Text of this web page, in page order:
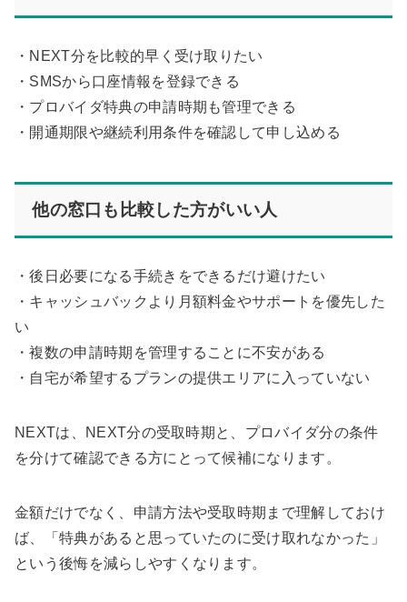
・NEXT分を比較的早く受け取りたい
・SMSから口座情報を登録できる
・プロバイダ特典の申請時期も管理できる
・開通期限や継続利用条件を確認して申し込める
他の窓口も比較した方がいい人
・後日必要になる手続きをできるだけ避けたい
・キャッシュバックより月額料金やサポートを優先した
い
・複数の申請時期を管理することに不安がある
・自宅が希望するプランの提供エリアに入っていない
NEXTは、NEXT分の受取時期と、プロバイダ分の条件
を分けて確認できる方にとって候補になります。
金額だけでなく、申請方法や受取時期まで理解しておけ
ば、「特典があると思っていたのに受け取れなかった」
という後悔を減らしやすくなります。